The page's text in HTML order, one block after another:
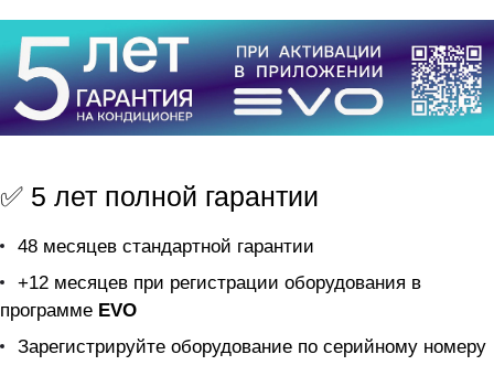
✅ 5 лет полной гарантии
48 месяцев стандартной гарантии
+12 месяцев при регистрации оборудования в
программе EVO
Зарегистрируйте оборудование по серийному номеру